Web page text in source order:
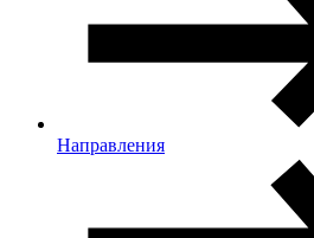
Направления